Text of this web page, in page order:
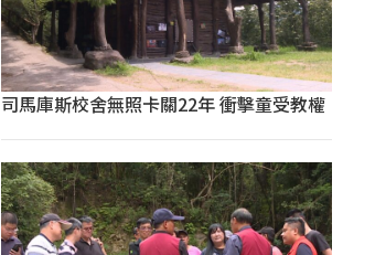
司馬庫斯校舍無照卡關22年 衝擊童受教權